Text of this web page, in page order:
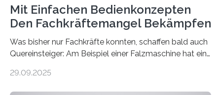
Mit Einfachen Bedienkonzepten
Den Fachkräftemangel Bekämpfen
Was bisher nur Fachkräfte konnten, schaffen bald auch
Quereinsteiger: Am Beispiel einer Falzmaschine hat ein
Mensch-Maschine-Schnittstelle so sehr vereinfacht,
29.09.2025